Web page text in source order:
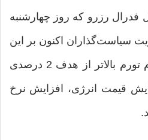
رزرو که روز چهارشنبه
سیاست‌گذاران اکنون بر این
باورند که در صورت تداوم تورم بالاتر از هدف 2 درصدی
قیمت انرژی، افزایش نرخ